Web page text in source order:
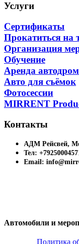
Услуги
Сертификаты
Прокатиться на
Организация
Обучение
Аренда
Авто для съёмок
Фотосессии
MIRRENT
Контакты
АДМ Рейсвей,
Тел:
Email:
Автомобили и
Политика